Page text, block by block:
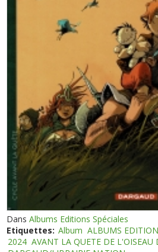
DansAlbums Editions Spéciales
Etiquettes: Album ALBUMS
2024 AVANT LA QUETE DE